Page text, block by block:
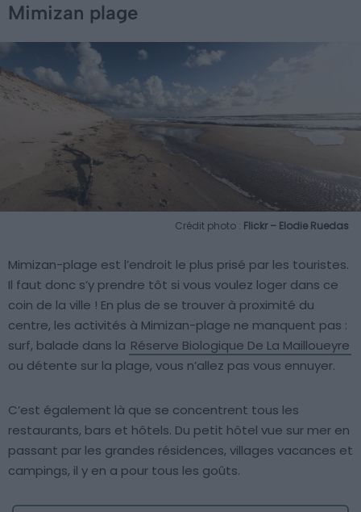
Mimizan plage
Crédit photo : Flickr – Elodie Ruedas
Mimizan-plage est l’endroit le plus prisé par les touristes.
Il faut donc s’y prendre tôt si vous voulez loger dans ce
coin de la ville ! En plus de se trouver à proximité du
centre, les activités à Mimizan-plage ne manquent pas :
surf, balade dans la Réserve Biologique De La Mailloueyre
ou détente sur la plage, vous n’allez pas vous ennuyer.
C’est également là que se concentrent tous les
restaurants, bars et hôtels. Du petit hôtel vue sur mer en
passant par les grandes résidences, villages vacances et
campings, il y en a pour tous les goûts.